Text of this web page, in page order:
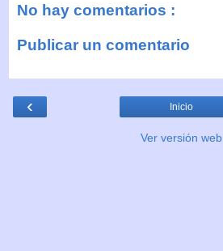
No hay comentarios :
Publicar un comentario
‹ Inicio
Ver versión web